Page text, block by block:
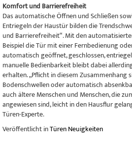
Komfort und Barrierefreiheit
Das automatische Öffnen und Schließen
Entriegeln der Haustür bilden die
und Barrierefreiheit“. Mit den
Beispiel die Tür mit einer Fernbedienung
automatisch geöffnet, geschlossen,
manuelle Bedienbarkeit bleibt dabei
erhalten. „Pflicht in diesem Zusammenhang
Bodenschwellen oder automatisch
auch ältere Menschen und Menschen, die
angewiesen sind, leicht in den Hausflur
Türen-Experte.
Veröffentlicht inTüren Neuigkeiten